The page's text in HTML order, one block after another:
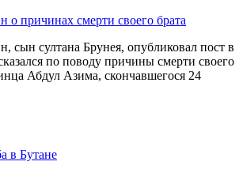
причинах смерти своего брата
сын султана Брунея, опубликовал пост в
по поводу причины смерти своего
Абдул Азима, скончавшегося 24
в Бутане